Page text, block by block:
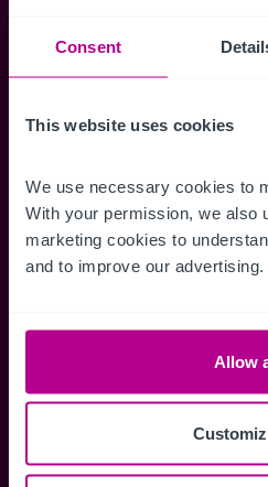
Consent
This website uses cookies
We use necessary cookies to
With your permission, we also
marketing cookies to
and to improve our advertising.
Allow
Accéder à tous les
complètes sur les ventes, des
des visites, des brochures et
plus encore.
Register
Vous avez déjà un compte?